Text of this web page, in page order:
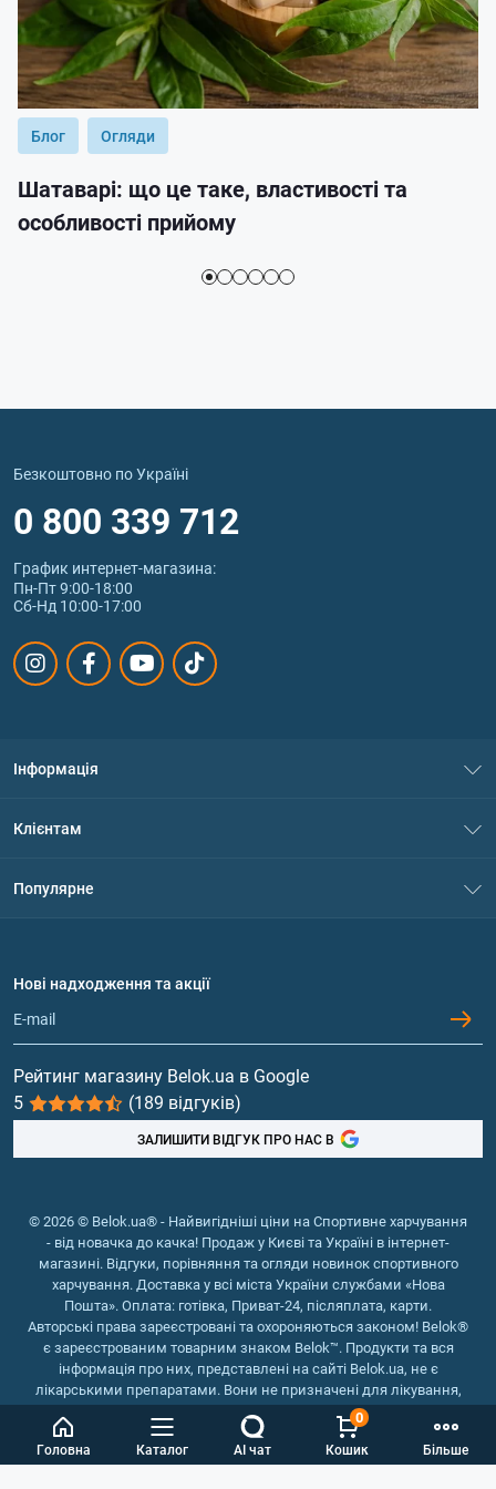
Головна Каталог AI чат Кошик
0
Більше
Блог Огляди
Шатаварі: що це таке, властивості та
особливості прийому
Безкоштовно по Україні
0 800 339 712
График интернет‑магазина:
Пн-Пт 9:00-18:00
Сб-Нд 10:00-17:00
Інформація
Політика конфіденційності
Обмін та повернення
Клієнтам
Популярне
Протеїн
Гейнери
Вітаміни та мінерали
Риб'ячий жир, жирні кислоти
Нові надходження та акції
Рейтинг магазину Belok.ua в Google
5
(189 відгуків)
ЗАЛИШИТИ ВІДГУК ПРО НАС В
© 2026 © Belok.ua® - Найвигідніші ціни на Спортивне харчування
- від новачка до качка! Продаж у Києві та Україні в інтернет-
магазині. Відгуки, порівняння та огляди новинок спортивного
харчування. Доставка у всі міста України службами «Нова
Пошта». Оплата: готівка, Приват-24, післяплата, карти.
Авторські права зареєстровані та охороняються законом! Belok®
є зареєстрованим товарним знаком Belok™. Продукти та вся
інформація про них, представлені на сайті Belok.ua, не є
лікарськими препаратами. Вони не призначені для лікування,
зняття симптомів та запобігання хворобам.
Інтернет магазин Belok.ua
Інтернет магазин спортивного
харчування